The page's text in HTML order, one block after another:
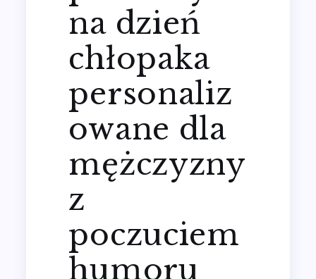
na dzień
chłopaka
personaliz
owane dla
mężczyzny
z
poczuciem
humoru